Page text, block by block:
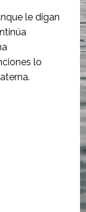
le digan
lo